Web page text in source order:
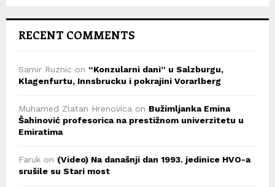
RECENT COMMENTS
Samir Ruznic on “Konzularni dani” u Salzburgu,
Klagenfurtu, Innsbrucku i pokrajini Vorarlberg
Muhamed Zlatan Hrenovica on Bužimljanka Emina
Šahinović profesorica na prestižnom univerzitetu u
Emiratima
Faruk on (Video) Na današnji dan 1993. jedinice HVO-a
srušile su Stari most